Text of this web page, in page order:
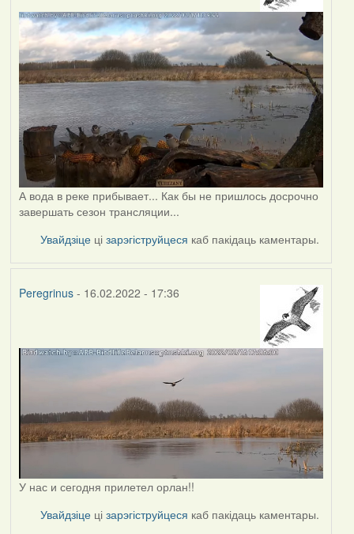
А вода в реке прибывает... Как бы не пришлось досрочно
завершать сезон трансляции...
Увайдзіце цізарэгіструйцеся каб пакідаць каментары.
Peregrinus- 16.02.2022 - 17:36
У нас и сегодня прилетел орлан!!
Увайдзіце цізарэгіструйцеся каб пакідаць каментары.